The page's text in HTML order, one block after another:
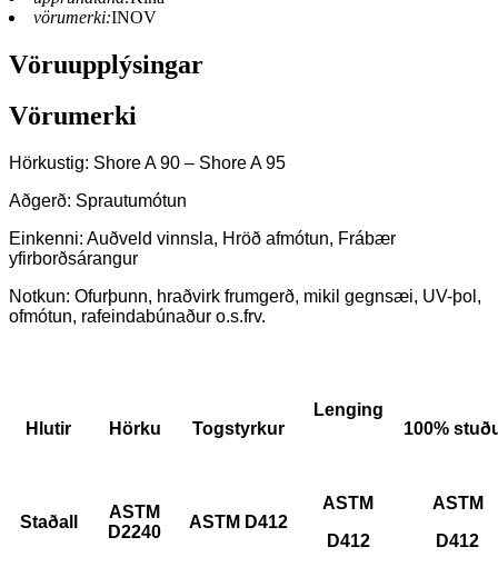
vörumerki:INOV
Vöruupplýsingar
Vörumerki
Hörkustig: Shore A 90 – Shore A 95
Aðgerð: Sprautumótun
Einkenni: Auðveld vinnsla, Hröð afmótun, Frábær
yfirborðsárangur
Notkun: Ofurþunn, hraðvirk frumgerð, mikil gegnsæi, UV-þol,
ofmótun, rafeindabúnaður o.s.frv.
Hlutir Hörku Togstyrkur
Lenging
100%
Staðall
ASTM
D2240
ASTM D412
ASTM
D412
ASTM
D412